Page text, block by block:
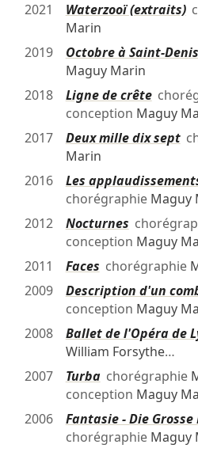
2021
Waterzooï (extraits)
Marin
2019
Octobre à Saint-Denis
Maguy Marin
2018
Ligne de crête
conception Maguy
2017
Deux mille dix sept
Marin
2016
Les
chorégraphie Maguy
2012
Nocturnes
conception Maguy
2011
Faces chorégraphie
2009
Description d'un
conception Maguy
2008
Ballet de l'Opéra de
William Forsythe…
2007
Turbachorégraphie
conception Maguy
2006
Fantasie - Die
chorégraphie Maguy